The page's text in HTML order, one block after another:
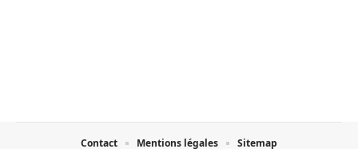
Contact Mentions légales Sitemap